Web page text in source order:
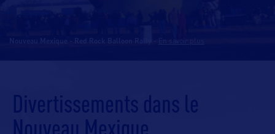
Nouveau Mexique - Red Rock Balloon Rally
Nouveau Mexique